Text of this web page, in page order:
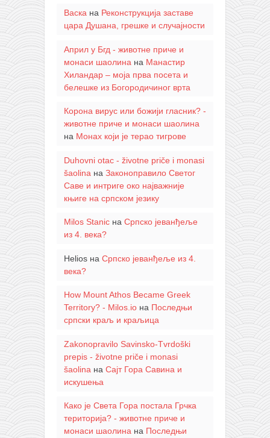
Васка на Реконструкција заставе
цара Душана, грешке и случајности
Април у Бгд - животне приче и
монаси шаолина на Манастир
Хиландар – моја прва посета и
белешке из Богородичиног врта
Корона вирус или божији гласник? -
животне приче и монаси шаолина
на Монах који је терао тигрове
Duhovni otac - životne priče i monasi
šaolina на Законоправило Светог
Саве и интриге око најважније
књиге на српском језику
Milos Stanicна Српско јеванђеље
из 4. века?
Heliosна Српско јеванђеље из 4.
века?
How Mount Athos Became Greek
Territory? - Milos.ioна Последњи
српски краљ и краљица
Zakonopravilo Savinsko-Tvrdoški
prepis - životne priče i monasi
šaolina на Сајт Гора Савина и
искушења
Како је Света Гора постала Грчка
територија? - животне приче и
монаси шаолинана Последњи